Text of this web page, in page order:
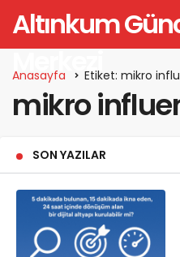
Altınkum
Merkezi
Anasayfa Etiket: mikro
mikro
SON YAZILAR